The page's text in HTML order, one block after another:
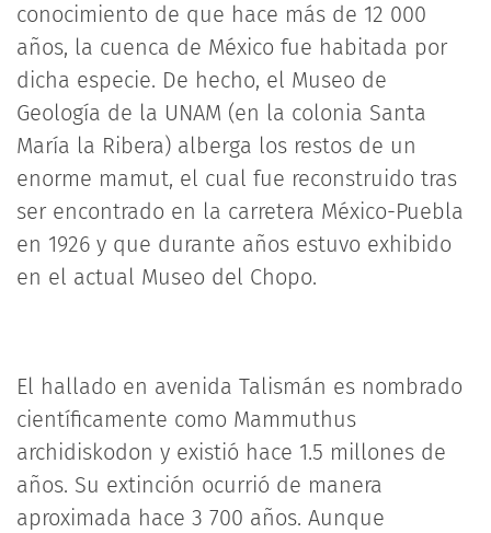
conocimiento de que hace más de 12 000
años, la cuenca de México fue habitada por
dicha especie. De hecho, el Museo de
Geología de la UNAM (en la colonia Santa
María la Ribera) alberga los restos de un
enorme mamut, el cual fue reconstruido tras
ser encontrado en la carretera México-Puebla
en 1926 y que durante años estuvo exhibido
en el actual Museo del Chopo.
El hallado en avenida Talismán es nombrado
científicamente como Mammuthus
archidiskodon y existió hace 1.5 millones de
años. Su extinción ocurrió de manera
aproximada hace 3 700 años. Aunque